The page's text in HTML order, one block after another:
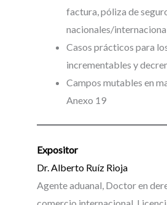
factura, póliza de
nacionales/
Casos prácticos para
incrementables y
Campos mutables en
Anexo 19
Expositor
Dr. Alberto Ruíz Rioja
Agente aduanal, Doctor en